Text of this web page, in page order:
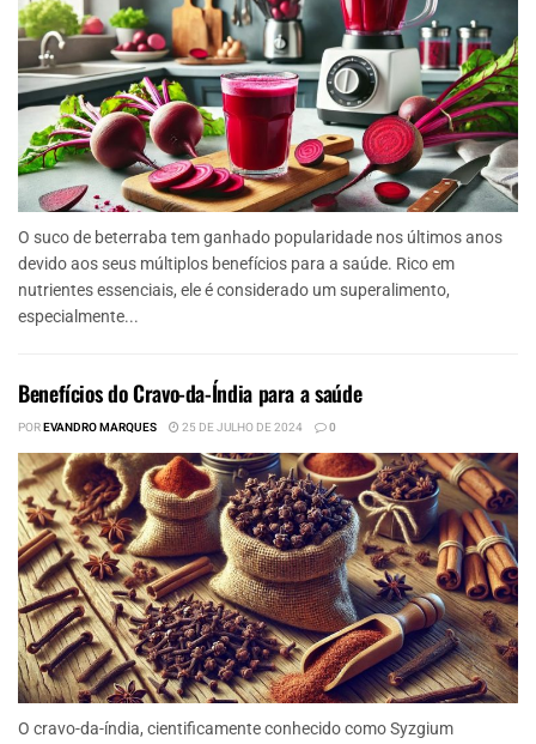
O suco de beterraba tem ganhado popularidade nos últimos anos
devido aos seus múltiplos benefícios para a saúde. Rico em
nutrientes essenciais, ele é considerado um superalimento,
especialmente...
Benefícios do Cravo-da-Índia para a saúde
POREVANDRO MARQUES 25 DE JULHO DE 2024 0
O cravo-da-índia, cientificamente conhecido como Syzgium